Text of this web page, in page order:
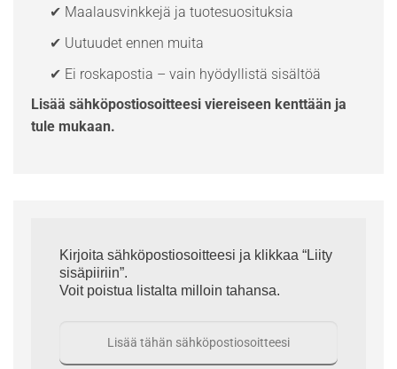
✔ Maalausvinkkejä ja tuotesuosituksia
✔ Uutuudet ennen muita
✔ Ei roskapostia – vain hyödyllistä sisältöä
Lisää sähköpostiosoitteesi viereiseen kenttään ja
tule mukaan.
Kirjoita sähköpostiosoitteesi ja klikkaa “Liity
sisäpiiriin”.
Voit poistua listalta milloin tahansa.